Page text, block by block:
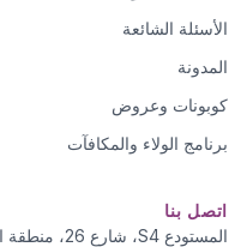
الأسئلة الشائعة
المدونة
كوبونات وعروض
برنامج الولاء والمكافآت
اتصل بنا